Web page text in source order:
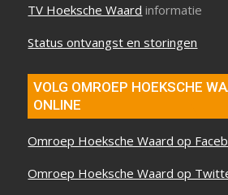
TV Hoeksche Waard informatie
Status ontvangst en storingen
VOLG OMROEP HOEKSCHE
ONLINE
Omroep Hoeksche Waard op
Omroep Hoeksche Waard op